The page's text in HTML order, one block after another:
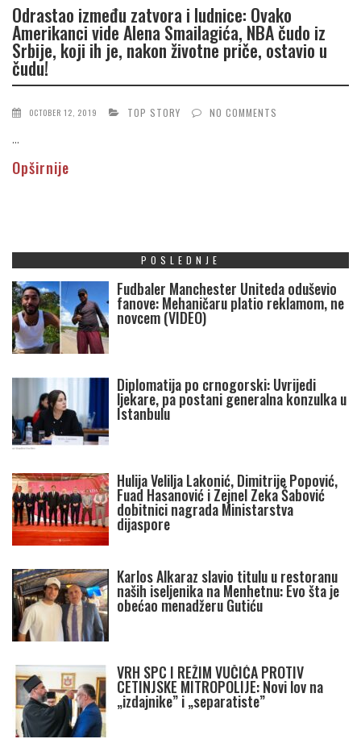
Odrastao između zatvora i ludnice: Ovako
Amerikanci vide Alena Smailagića, NBA čudo iz
Srbije, koji ih je, nakon životne priče, ostavio u
čudu!
OCTOBER 12, 2019 TOP STORY NO COMMENTS
...
Opširnije
POSLEDNJE
Fudbaler Manchester Uniteda oduševio
fanove: Mehaničaru platio reklamom, ne
novcem (VIDEO)
Diplomatija po crnogorski: Uvrijedi
ljekare, pa postani generalna konzulka u
Istanbulu
Hulija Velilja Lakonić, Dimitrije Popović,
Fuad Hasanović i Zejnel Zeka Šabović
dobitnici nagrada Ministarstva
dijaspore
Karlos Alkaraz slavio titulu u restoranu
naših iseljenika na Menhetnu: Evo šta je
obećao menadžeru Gutiću
VRH SPC I REŽIM VUČIĆA PROTIV
CETINJSKE MITROPOLIJE: Novi lov na
„izdajnike” i „separatiste”